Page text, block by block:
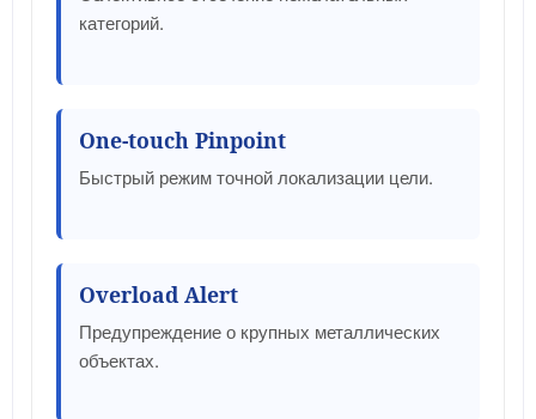
категорий.
One-touch Pinpoint
Быстрый режим точной локализации цели.
Overload Alert
Предупреждение о крупных металлических
объектах.